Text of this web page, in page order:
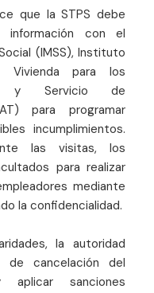
que la STPS debe
información con el
(IMSS), Instituto
para los
y Servicio de
para programar
incumplimientos.
las visitas, los
para realizar
mediante
la confidencialidad.
la autoridad
de cancelación del
sanciones